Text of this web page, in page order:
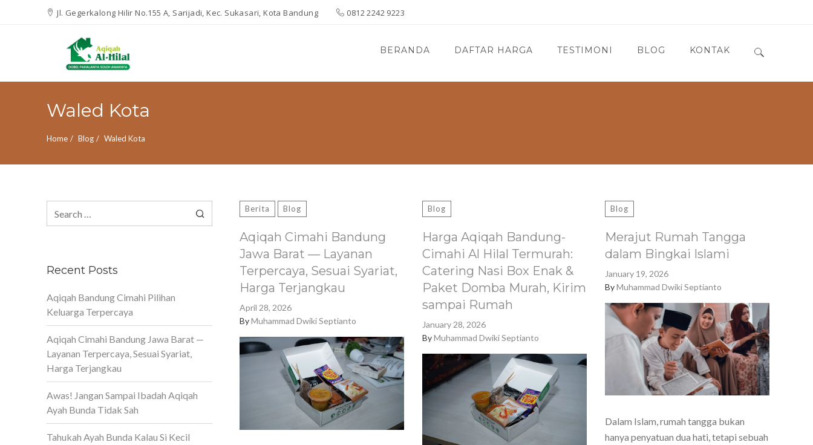
Jl. Gegerkalong Hilir No.155 A, Sarijadi, Kec. Sukasari, Kota Bandung 0812 2242 9223
BERANDA DAFTAR HARGA TESTIMONI BLOG KONTAK
Waled Kota
Home Blog Waled Kota
Berita Blog
Aqiqah Cimahi Bandung
Jawa Barat — Layanan
Terpercaya, Sesuai Syariat,
Harga Terjangkau
April 28, 2026
ByMuhammad Dwiki Septianto
Blog
Harga Aqiqah Bandung-
Cimahi Al Hilal Termurah:
Catering Nasi Box Enak &
Paket Domba Murah, Kirim
sampai Rumah
January 28, 2026
ByMuhammad Dwiki Septianto
Blog
Merajut Rumah Tangga
dalam Bingkai Islami
January 19, 2026
ByMuhammad Dwiki Septianto
Dalam Islam, rumah tangga bukan
hanya penyatuan dua hati, tetapi sebuah
for:
Recent Posts
Aqiqah Bandung Cimahi Pilihan
Keluarga Terpercaya
Aqiqah Cimahi Bandung Jawa Barat —
Layanan Terpercaya, Sesuai Syariat,
Harga Terjangkau
Awas! Jangan Sampai Ibadah Aqiqah
Ayah Bunda Tidak Sah
Tahukah Ayah Bunda Kalau Si Kecil